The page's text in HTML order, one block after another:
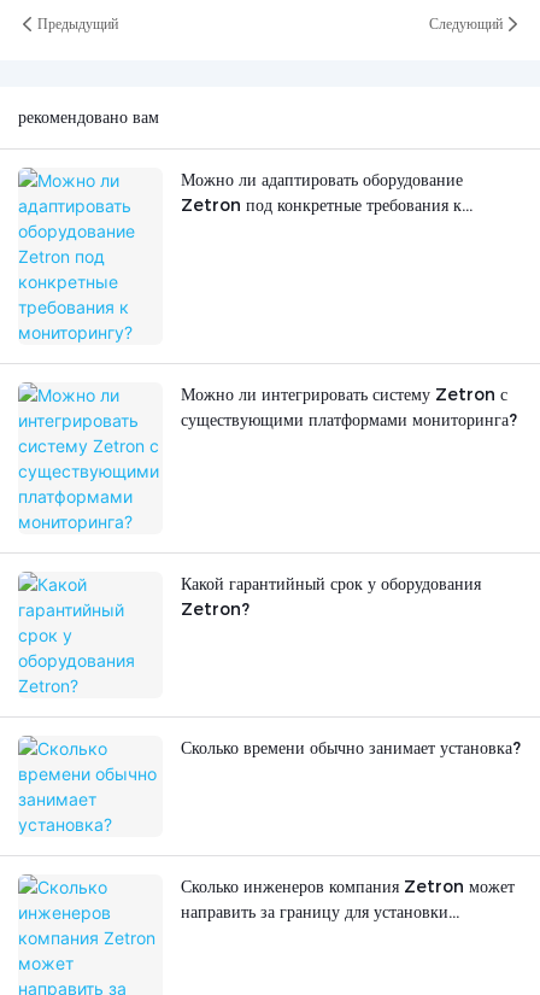
Предыдущий Следующий
рекомендовано вам
Можно ли адаптировать оборудование
Zetron под конкретные требования к
Можно ли интегрировать систему Zetron с
существующими платформами мониторинга?
Какой гарантийный срок у оборудования
Zetron?
Сколько времени обычно занимает установка?
Сколько инженеров компания Zetron может
направить за границу для установки